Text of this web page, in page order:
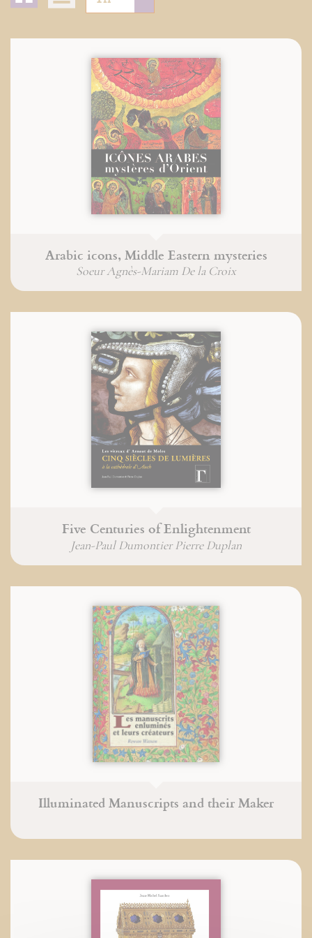
Arabic icons, Middle Eastern mysteries
Soeur Agnès-Mariam De la Croix
Five Centuries of Enlightenment
Jean-Paul Dumontier Pierre Duplan
Illuminated Manuscripts and their Maker